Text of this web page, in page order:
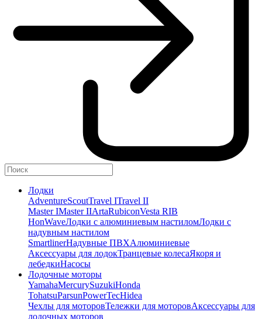
Лодки
AdventureScoutTravel ITravel II
Master IMaster IIArtaRubiconVesta RIB
HonWaveЛодки с алюминиевым настиломЛодки с
надувным настилом
SmartlinerНадувные ПВХАлюминиевые
Аксессуары для лодокТранцевые колесаЯкоря и
лебедкиНасосы
Лодочные моторы
YamahaMercurySuzukiHonda
TohatsuParsunPowerTecHidea
Чехлы для моторовТележки для моторовАксессуары для
лодочных моторов